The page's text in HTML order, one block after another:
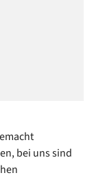
bei uns sind